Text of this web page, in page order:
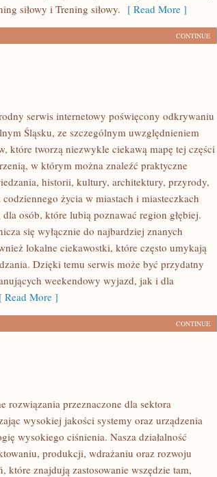
siłowy i Trening siłowy. [ Read More ]
CONTINUE
serwis internetowy poświęcony odkrywaniu
Śląsku, ze szczególnym uwzględnieniem
które tworzą niezwykle ciekawą mapę tej części
w którym można znaleźć praktyczne
historii, kultury, architektury, przyrody,
życia w miastach i miasteczkach
osób, które lubią poznawać region głębiej.
się wyłącznie do najbardziej znanych
lokalne ciekawostki, które często umykają
Dzięki temu serwis może być przydatny
weekendowy wyjazd, jak i dla
Read More ]
CONTINUE
rozwiązania przeznaczone dla sektora
wysokiej jakości systemy oraz urządzenia
wysokiego ciśnienia. Nasza działalność
produkcji, wdrażaniu oraz rozwoju
które znajdują zastosowanie wszędzie tam,